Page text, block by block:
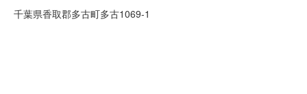
千葉県香取郡多古町多古1069-1